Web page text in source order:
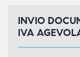
INVIO
IVA